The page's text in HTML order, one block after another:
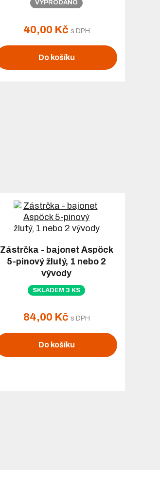
VYPRODÁNO
40,00 Kč s DPH
Do košíku
Zástrčka - bajonet Aspöck
5-pinový žlutý, 1 nebo 2
vývody
SKLADEM 3 KS
84,00 Kč s DPH
Do košíku